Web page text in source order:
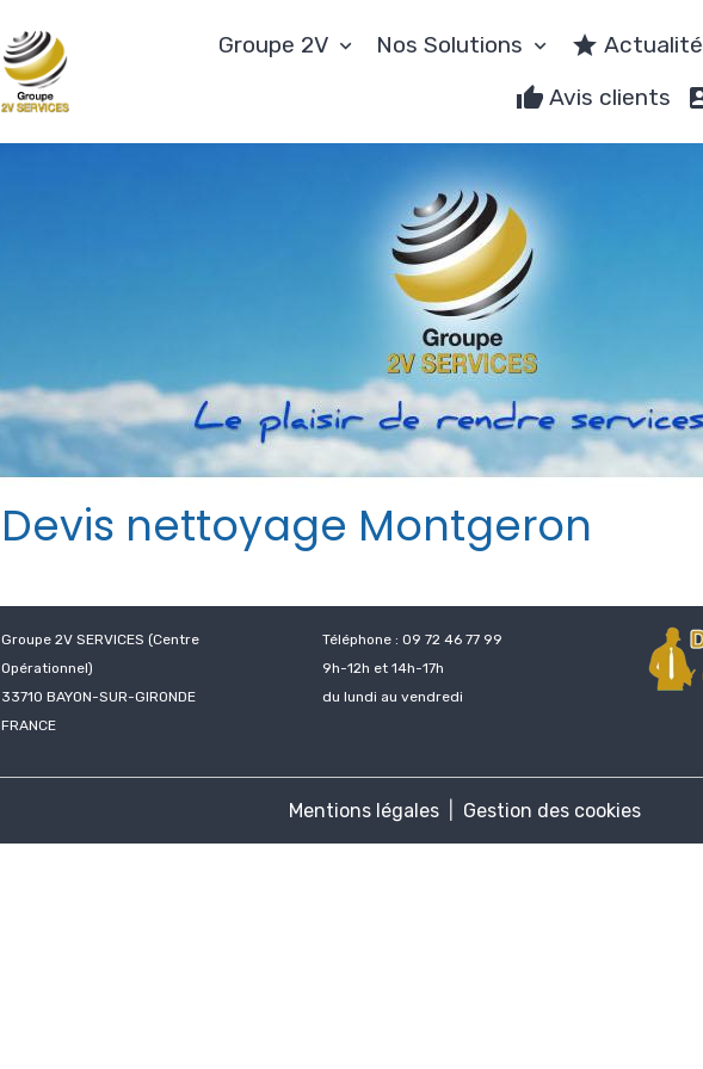
Groupe 2V Nos Solutions Actualité
Avis clients
Devis nettoyage Montgeron
Groupe 2V SERVICES (Centre
Opérationnel)
33710 BAYON-SUR-GIRONDE
FRANCE
Téléphone : 09 72 46 77 99
9h-12h et 14h-17h
du lundi au vendredi
Mentions légales Gestion des cookies